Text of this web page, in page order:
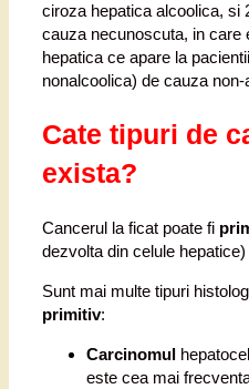
ciroza hepatica alcoolica, si
cauza necunoscuta, in care
hepatica ce apare la
nonalcoolica) de cauza
Cate tipuri de
exista?
Cancerul la ficat poate fi
dezvolta din celule
Sunt mai multe tipuri
primitiv:
Carcinomul
este cea mai